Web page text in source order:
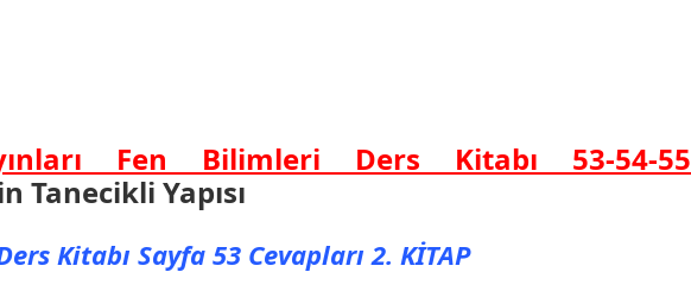
Fen Bilimleri Ders Kitabı 53-54-55-
Tanecikli Yapısı
Kitabı Sayfa 53 Cevapları 2. KİTAP